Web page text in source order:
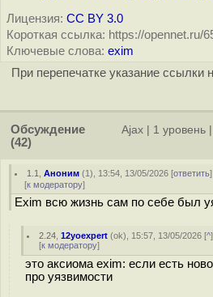
Лицензия: CC BY 3.0
Короткая ссылка: https://opennet.ru/
Ключевые слова: exim
При перепечатке указание ссылки
Обсуждение
(42)
Ajax 1 уровень
1.1 ,Аноним (1), 13:54, 13/05/2026 [ответить
[к модератору]
Exim всю жизнь сам по себе был
2.24 ,12yoexpert (ok), 15:57, 13/05/2026 [^
[к модератору]
это аксиома exim: если есть
про уязвимости